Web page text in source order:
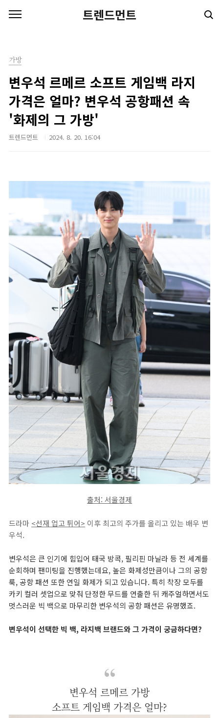
트렌드먼트
가방
변우석 르메르 소프트 게임백 라지
가격은 얼마? 변우석 공항패션 속
'화제의 그 가방'
트렌드먼트 2024. 8. 20. 16:04
출처: 서울경제
드라마 <선재 업고 튀어> 이후 최고의 주가를 올리고 있는 배우 변
우석.
변우석은 큰 인기에 힘입어 태국 방콕, 필리핀 마닐라 등 전 세계를
순회하며 팬미팅을 진행했는데요, 높은 화제성만큼이나 그의 공항
룩, 공항 패션 또한 연일 화제가 되고 있습니다. 특히 착장 모두를
카키 컬러 셋업으로 맞춰 단정한 무드를 연출한 뒤 캐주얼하면서도
멋스러운 빅 백으로 마무리한 변우석의 공항 패션은 유명했죠.
변우석이 선택한 빅 백, 라지백 브랜드와 그 가격이 궁금하다면?
변우석 르메르 가방
소프트 게임백 가격은 얼마?